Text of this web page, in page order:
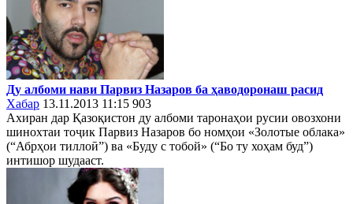
Ду албоми нави Парвиз Назаров ба ҳаводоронаш расид
Хабар 13.11.2013 11:15 903
Ахиран дар Қазоқистон ду албоми таронаҳои русии овозхони
шинохтаи тоҷик Парвиз Назаров бо номҳои «Золотые облака»
(“Абрҳои тиллоӣ”) ва «Буду с тобой» (“Бо ту хоҳам буд”)
интишор шудааст.